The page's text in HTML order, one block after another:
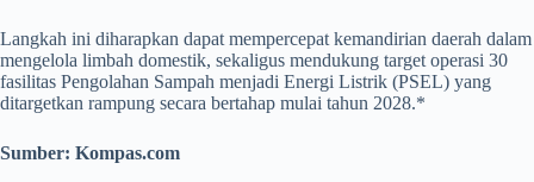
Langkah ini diharapkan dapat mempercepat kemandirian daerah dalam
mengelola limbah domestik, sekaligus mendukung target operasi 30
fasilitas Pengolahan Sampah menjadi Energi Listrik (PSEL) yang
ditargetkan rampung secara bertahap mulai tahun 2028.*
Sumber: Kompas.com